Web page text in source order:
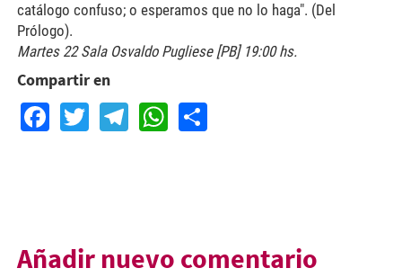
catálogo confuso; o esperamos que no lo haga". (Del
Prólogo).
Martes 22 Sala Osvaldo Pugliese [PB] 19:00 hs.
Compartir en
Facebook
TwitterTelegram
WhatsApp
Share
Añadir nuevo comentario